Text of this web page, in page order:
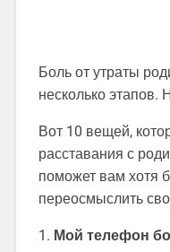
Боль от утраты
несколько этапов.
Вот 10 вещей,
расставания с
поможет вам хотя
переосмыслить
1. Мой телефон